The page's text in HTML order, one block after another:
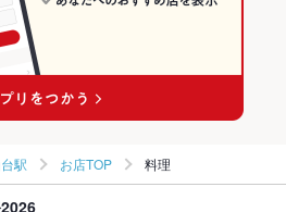
駅 お店TOP 料理